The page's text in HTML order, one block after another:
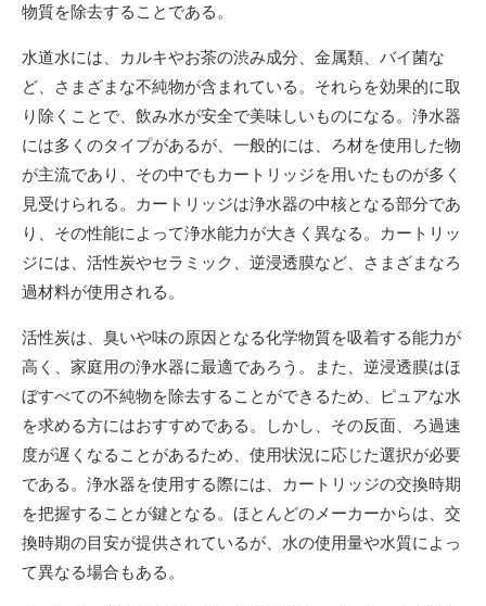
物質を除去することである。
水道水には、カルキやお茶の渋み成分、金属類、バイ菌な
ど、さまざまな不純物が含まれている。それらを効果的に取
り除くことで、飲み水が安全で美味しいものになる。浄水器
には多くのタイプがあるが、一般的には、ろ材を使用した物
が主流であり、その中でもカートリッジを用いたものが多く
見受けられる。カートリッジは浄水器の中核となる部分であ
り、その性能によって浄水能力が大きく異なる。カートリッ
ジには、活性炭やセラミック、逆浸透膜など、さまざまなろ
過材料が使用される。
活性炭は、臭いや味の原因となる化学物質を吸着する能力が
高く、家庭用の浄水器に最適であろう。また、逆浸透膜はほ
ぼすべての不純物を除去することができるため、ピュアな水
を求める方にはおすすめである。しかし、その反面、ろ過速
度が遅くなることがあるため、使用状況に応じた選択が必要
である。浄水器を使用する際には、カートリッジの交換時期
を把握することが鍵となる。ほとんどのメーカーからは、交
換時期の目安が提供されているが、水の使用量や水質によっ
て異なる場合もある。